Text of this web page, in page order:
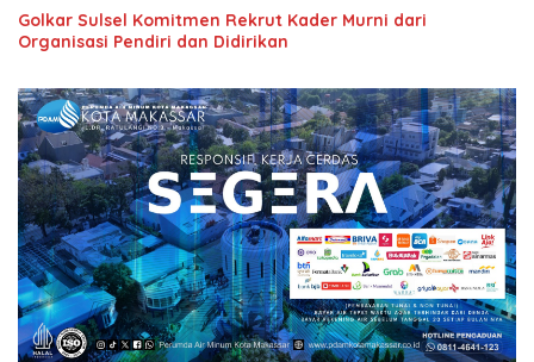
Golkar Sulsel Komitmen Rekrut Kader Murni dari
Organisasi Pendiri dan Didirikan